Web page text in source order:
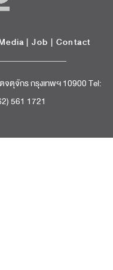
|Job | Contact
ตุจักร กรุงเทพฯ 10900 Tel:
561 1721